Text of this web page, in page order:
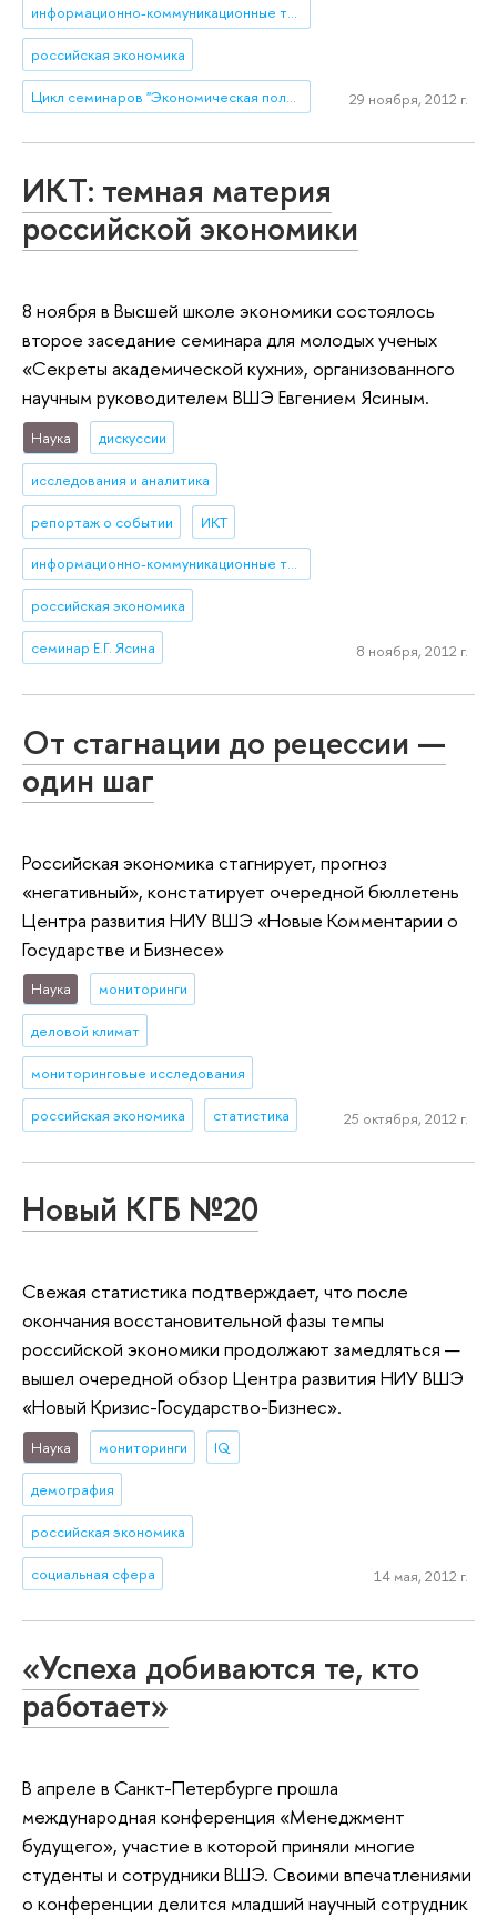
информационно-коммуникационные технологии
российская экономика
29 ноября, 2012 г.
ИКТ: темная материя
российской экономики
8 ноября в Высшей школе экономики состоялось
второе заседание семинара для молодых ученых
«Секреты академической кухни», организованного
научным руководителем ВШЭ Евгением Ясиным.
Наука дискуссии
исследования и аналитика
репортаж о событии ИКТ
информационно-коммуникационные технологии
российская экономика
семинар Е.Г. Ясина 8 ноября, 2012 г.
От стагнации до рецессии —
один шаг
Российская экономика стагнирует, прогноз
«негативный», констатирует очередной бюллетень
Центра развития НИУ ВШЭ «Новые Комментарии о
Государстве и Бизнесе»
Наука мониторинги
деловой климат
мониторинговые исследования
российская экономика статистика 25 октября, 2012 г.
Новый КГБ №20
Свежая статистика подтверждает, что после
окончания восстановительной фазы темпы
российской экономики продолжают замедляться —
вышел очередной обзор Центра развития НИУ ВШЭ
«Новый Кризис-Государство-Бизнес».
Наука мониторинги IQ
демография
российская экономика
социальная сфера 14 мая, 2012 г.
«Успеха добиваются те, кто
работает»
В апреле в Санкт-Петербурге прошла
международная конференция «Менеджмент
будущего», участие в которой приняли многие
студенты и сотрудники ВШЭ. Своими впечатлениями
о конференции делится младший научный сотрудник